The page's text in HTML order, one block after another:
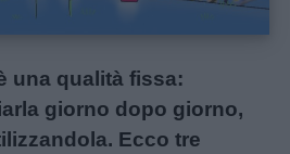
una qualità fissa:
giorno dopo giorno,
Ecco tre